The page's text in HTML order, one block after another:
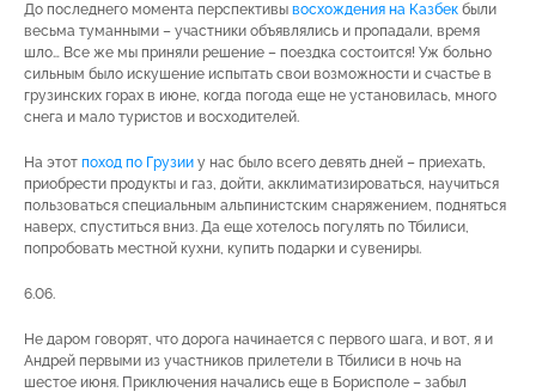
До последнего момента перспективы восхождения на Казбек были
весьма туманными – участники объявлялись и пропадали, время
шло… Все же мы приняли решение – поездка состоится! Уж больно
сильным было искушение испытать свои возможности и счастье в
грузинских горах в июне, когда погода еще не установилась, много
снега и мало туристов и восходителей.
На этот поход по Грузии у нас было всего девять дней – приехать,
приобрести продукты и газ, дойти, акклиматизироваться, научиться
пользоваться специальным альпинистским снаряжением, подняться
наверх, спуститься вниз. Да еще хотелось погулять по Тбилиси,
попробовать местной кухни, купить подарки и сувениры.
6.06.
Не даром говорят, что дорога начинается с первого шага, и вот, я и
Андрей первыми из участников прилетели в Тбилиси в ночь на
шестое июня. Приключения начались еще в Борисполе – забыл